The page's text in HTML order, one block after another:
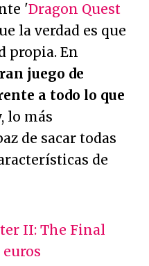
'Dragon Quest
la verdad es que
propia. En
juego de
a todo lo que
lo más
de sacar todas
de
II: The Final